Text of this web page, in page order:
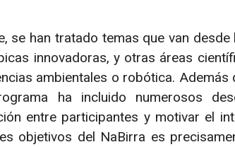
se han tratado temas que van
innovadoras, y otras áreas
ambientales o robótica.
ha incluido numerosos
entre participantes y motivar el
objetivos del NaBirra es